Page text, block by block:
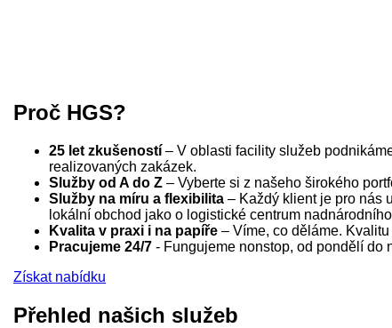
Proč HGS?
25 let zkušeností – V oblasti facility služeb
realizovaných zakázek.
Služby od A do Z – Vyberte si z našeho širokého
Služby na míru a flexibilita – Každý klient je pro nás
lokální obchod jako o logistické centrum
Kvalita v praxi i na papíře – Víme, co děláme.
Pracujeme 24/7 - Fungujeme nonstop, od pondělí do
Získat nabídku
Přehled našich služeb